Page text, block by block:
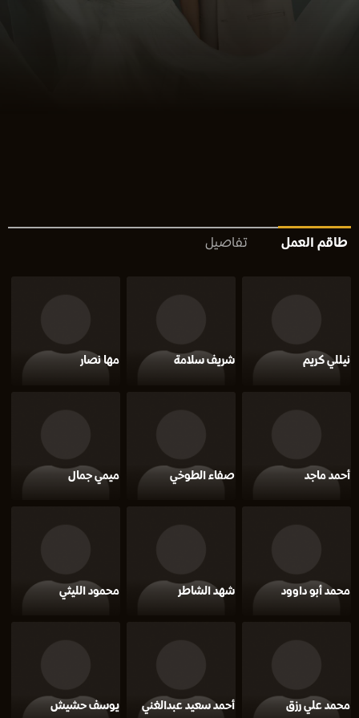
طاقم العمل تفاصيل
نيللي كريم شريف سلامة مها نصار
أحمد ماجد صفاء الطوخي ميمي جمال
محمد أبو داوود شهد الشاطر محمود الليثي
محمد علي رزق أحمد سعيد عبدالغني يوسف حشيش